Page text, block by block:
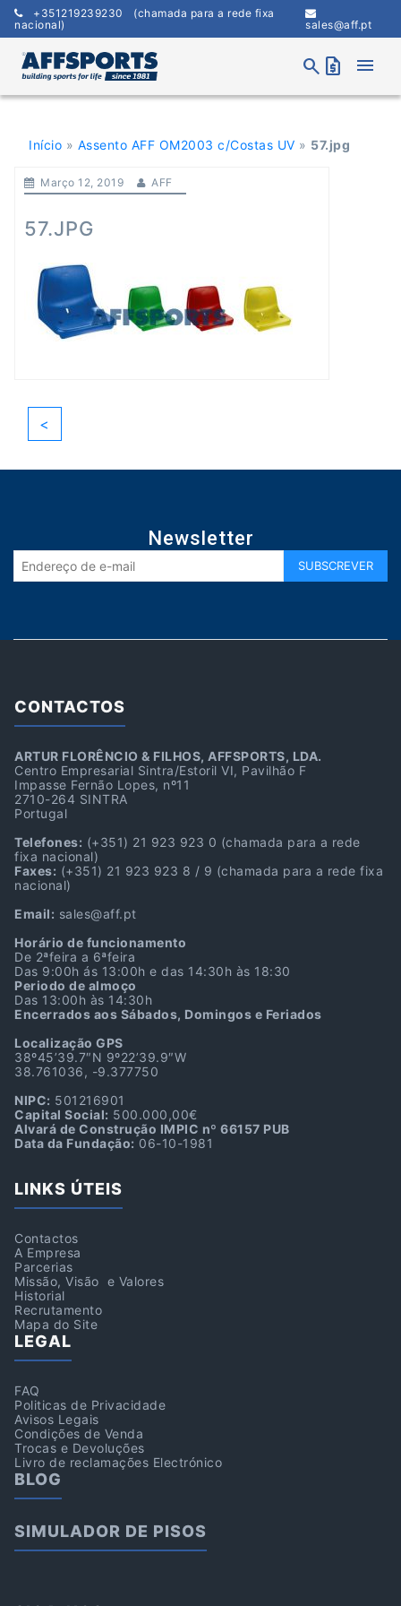
Skip
content
+351219239230 (chamada para a rede fixa
nacional)
sales@aff.pt
search request_quote menu
Início » Assento AFF OM2003 c/Costas UV » 57.jpg
Março 12, 2019 AFF
57.JPG
<
Newsletter
CONTACTOS
ARTUR FLORÊNCIO & FILHOS, AFFSPORTS, LDA.
Centro Empresarial Sintra/Estoril VI, Pavilhão F
Impasse Fernão Lopes, nº11
2710-264 SINTRA
Portugal
Telefones: (+351) 21 923 923 0 (chamada para a rede
fixa nacional)
Faxes: (+351) 21 923 923 8 / 9 (chamada para a rede fixa
nacional)
Email: sales@aff.pt
Horário de funcionamento
De 2ªfeira a 6ªfeira
Das 9:00h ás 13:00h e das 14:30h às 18:30
Periodo de almoço
Das 13:00h às 14:30h
Encerrados aos Sábados, Domingos e Feriados
Localização GPS
38º45’39.7″N 9º22’39.9″W
38.761036, -9.377750
NIPC: 501216901
Capital Social: 500.000,00€
Alvará de Construção IMPIC nº 66157 PUB
Data da Fundação: 06-10-1981
LINKS ÚTEIS
Contactos
A Empresa
Parcerias
Missão, Visão e Valores
Historial
Recrutamento
Mapa do Site
LEGAL
FAQ
Politicas de Privacidade
Avisos Legais
Condições de Venda
Trocas e Devoluções
Livro de reclamações Electrónico
BLOG
SIMULADOR DE PISOS